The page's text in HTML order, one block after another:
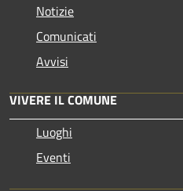
Notizie
Comunicati
Avvisi
VIVERE IL COMUNE
Luoghi
Eventi